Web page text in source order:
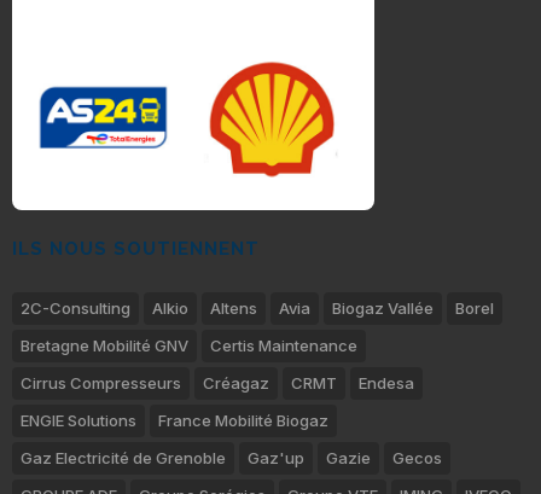
ILS NOUS SOUTIENNENT
2C-Consulting Alkio Altens Avia Biogaz Vallée
Borel
Bretagne Mobilité GNV
Certis Maintenance
Cirrus Compresseurs
Créagaz CRMT
Endesa
ENGIE Solutions
France Mobilité Biogaz
Gaz Electricité de Grenoble
Gaz'up Gazie
Gecos